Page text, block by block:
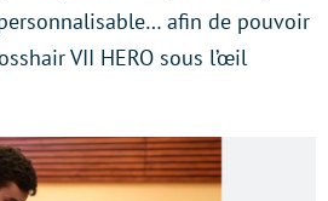
afin de pouvoir
VII HERO sous l’œil